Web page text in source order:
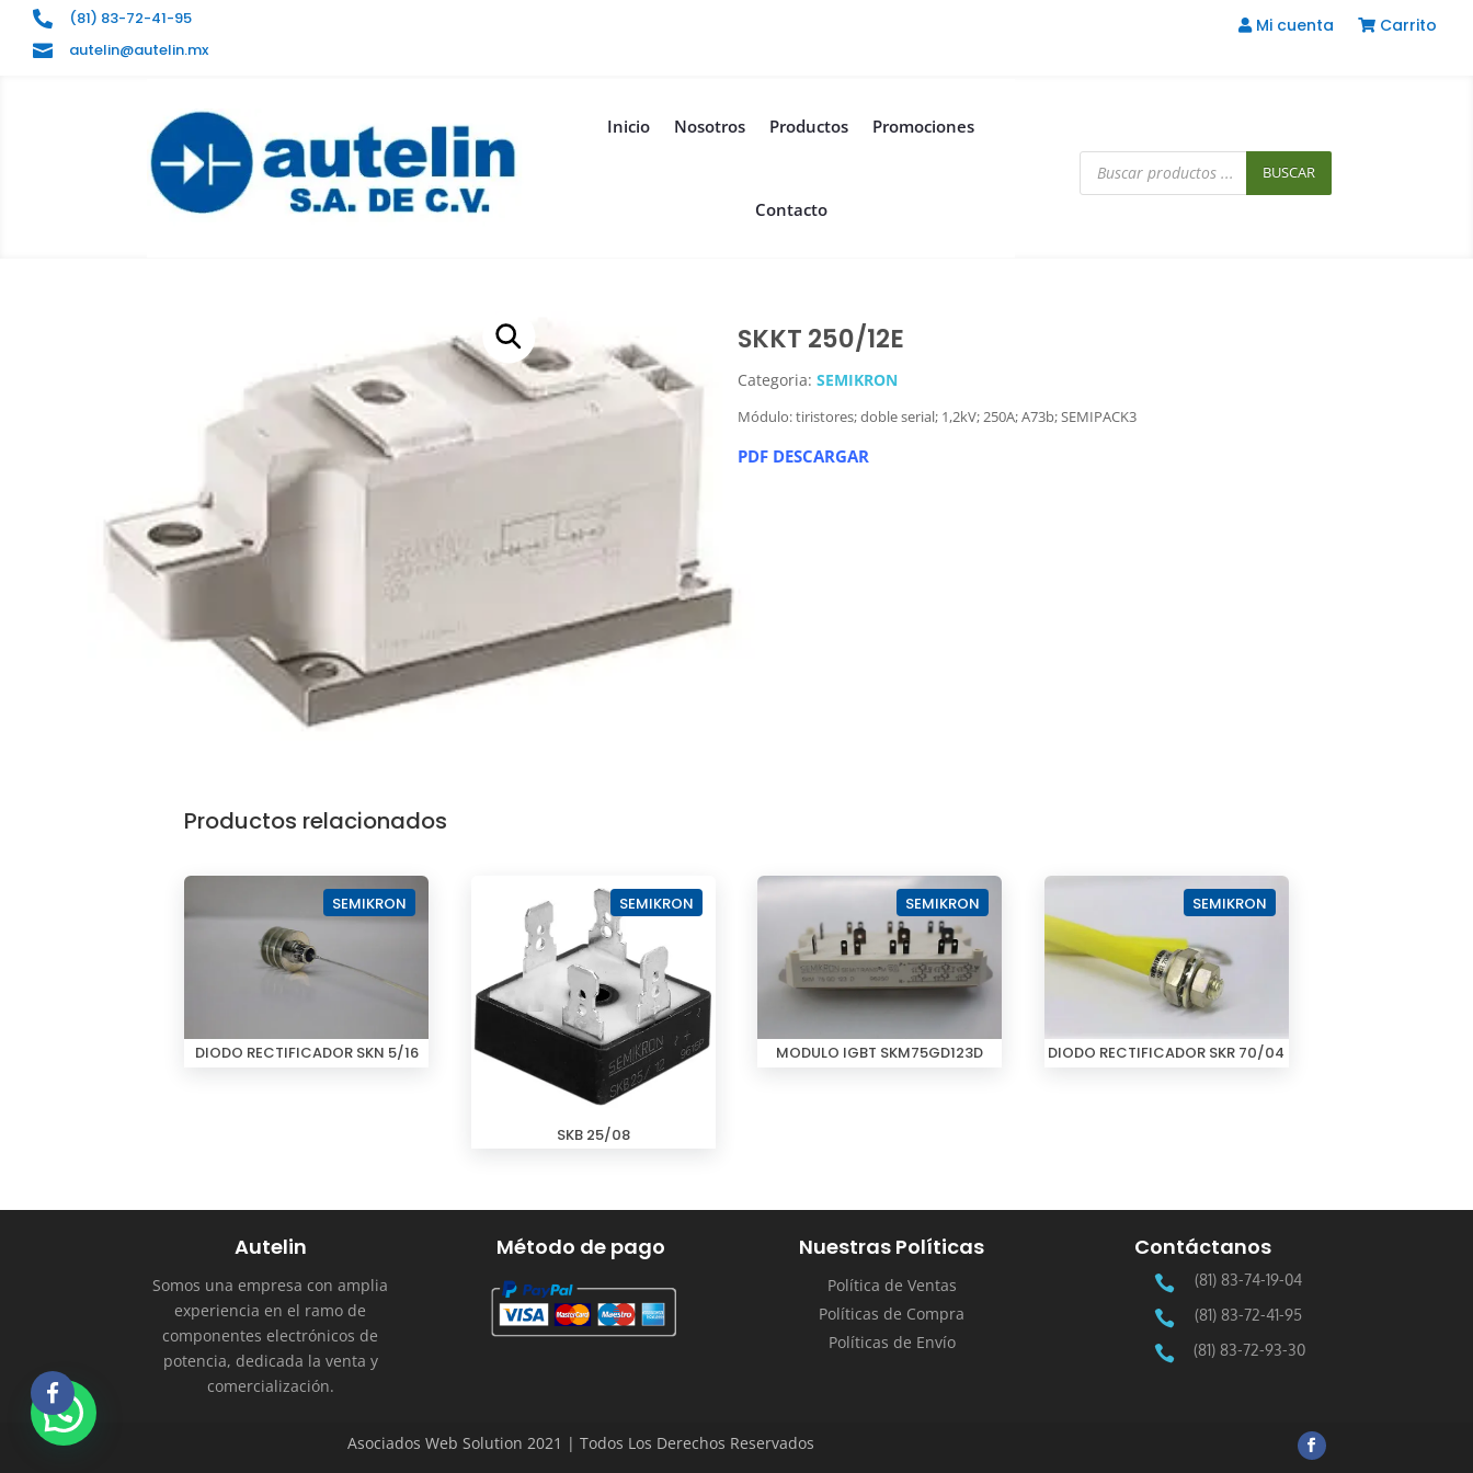
 (81) 83-72-41-95
 autelin@autelin.mx
Mi cuenta Carrito
Inicio Nosotros Productos Promociones
Contacto
Búsqueda
productos
BUSCAR
SKKT 250/12E
Categoria: SEMIKRON
Módulo: tiristores; doble serial; 1,2kV; 250A; A73b; SEMIPACK3
PDF DESCARGAR
Productos relacionados
SEMIKRON
DIODO RECTIFICADOR SKN 5/16
SEMIKRON
SKB 25/08
SEMIKRON
MODULO IGBT SKM75GD123D
SEMIKRON
DIODO RECTIFICADOR SKR 70/04
Autelin
Somos una empresa con amplia
experiencia en el ramo de
componentes electrónicos de
potencia, dedicada la venta y
comercialización.
Método de pago Nuestras Políticas
Política de Ventas
Políticas de Compra
Políticas de Envío
Contáctanos
 (81) 83-74-19-04
 (81) 83-72-41-95
 (81) 83-72-93-30
Asociados Web Solution 2021 | Todos Los Derechos Reservados